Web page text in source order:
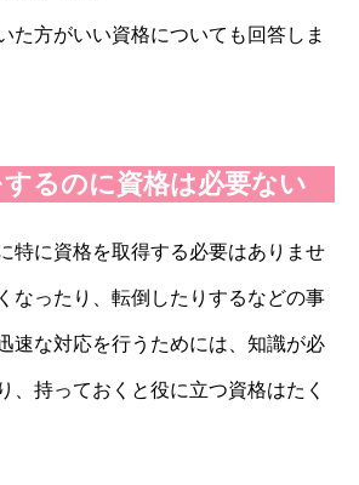
た方がいい資格についても回答しま
るのに資格は必要ない
特に資格を取得する必要はありませ
なったり、転倒したりするなどの事
速な対応を行うためには、知識が必
、持っておくと役に立つ資格はたく